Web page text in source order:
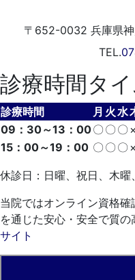
〒652-0032 兵庫県
TEL.
診療時間タ
診療時間 月 火 水
09：30～13：00〇 〇 〇 ×
15：00～19：00 〇 〇 〇 ×
休診日：日曜、祝日、木曜
当院ではオンライン資格
を通じた安心・安全で質の
サイト